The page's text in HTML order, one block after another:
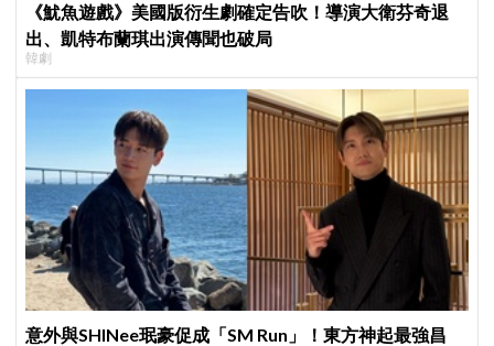
《魷魚遊戲》美國版衍生劇確定告吹！導演大衛芬奇退
出、凱特布蘭琪出演傳聞也破局
韓劇
意外與SHINee珉豪促成「SM Run」！東方神起最強昌